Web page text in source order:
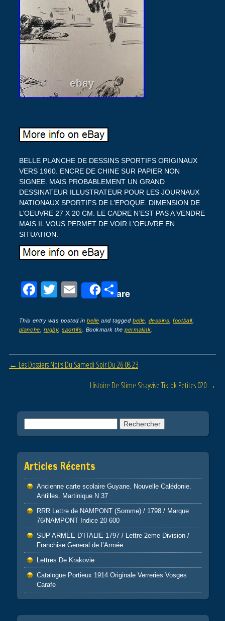
BELLE PLANCHE DE DESSINS SPORTIFS ORIGINAUX
VERS 1960. ENCRE DE CHINE SUR PAPIER NON
SIGNEE. MAIS PROBABLEMENT UN GRAND
DESSINATEUR ILLUSTRATEUR POUR LES JOURNAUX
NATIONAUX SPORTIFS DE L’EPOQUE. DIMENSION DE
L’OEUVRE 27 X 20 CM. LE CADRE N’EST PAS A VENDRE
MAIS IL VOUS PERMET DE VOIR L’OEUVRE EN
SITUATION.
F
c
e
b
o
T
tt
er
E
ail
Share
P
ta
g
er
This entry was posted inbelle and tagged belle dessins ,football,
planche
rugby,sportifs . Bookmark thepermalink
Post navigation
← Les Dossiers Noirs Du Samedi Soir Du 26 08 23
Histoire De Slime Shayvise Tiktok Petites 020 →
Articles Récents
Ancienne carte scolaire Guyane. Nouvelle Calédonie.
Antilles. Martinique N 37
RRR Lettre de NAMPONT (Somme) / 1798 / Marque
76/NAMPONT Indice 20 600
SUP ARMEE D’ITALIE 1797 / Lettre 2eme Division /
Franchise General de l’Armée
Lettres De Krakovie
Catalogue Portieux 1914 Originale Verreries Vosges
Carafe